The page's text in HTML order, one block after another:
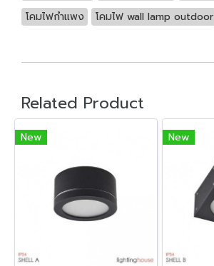
โคมไฟกำแพง
โคมไฟ wall lamp outdoor
Related Product
New New